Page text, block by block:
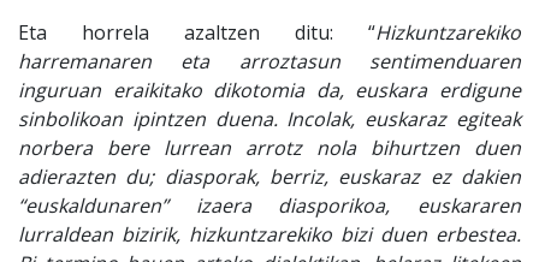
Eta horrela azaltzen ditu: “Hizkuntzarekiko
harremanaren eta arroztasun sentimenduaren
inguruan eraikitako dikotomia da, euskara erdigune
sinbolikoan ipintzen duena. Incolak, euskaraz egiteak
norbera bere lurrean arrotz nola bihurtzen duen
adierazten du; diasporak, berriz, euskaraz ez dakien
“euskaldunaren” izaera diasporikoa, euskararen
lurraldean bizirik, hizkuntzarekiko bizi duen erbestea.